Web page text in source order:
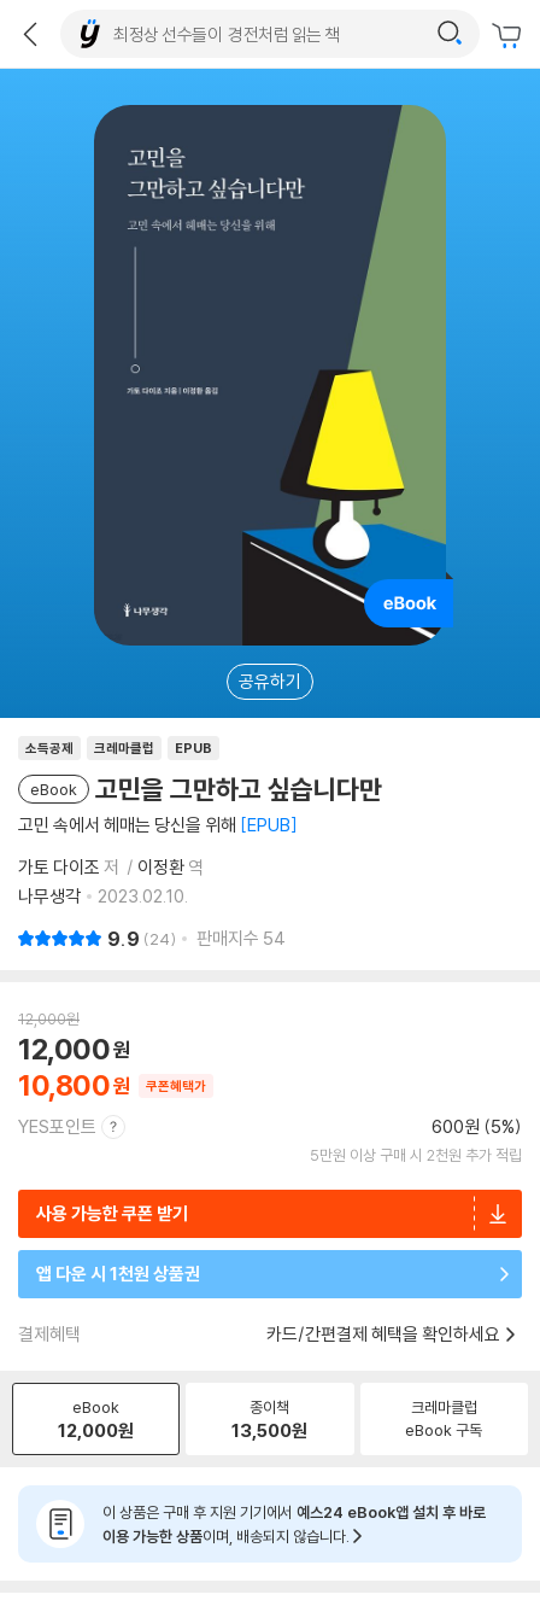
공유하기
소득공제 크레마클럽 EPUB
eBook 고민을 그만하고 싶습니다만
고민 속에서 헤매는 당신을 위해 EPUB
가토 다이조 저 이정환 역
나무생각
2023.02.10.
9.9 24 판매지수 54
12,000원
10,800
12,000
쿠폰혜택가
YES포인트 600원 (5%)
5만원 이상 구매 시 2천원 추가 적립
사용 가능한 쿠폰 받기
앱 다운 시 1천원 상품권
결제혜택 카드/간편결제 혜택을 확인하세요
eBook
12,000원
종이책
13,500원
크레마클럽
eBook 구독
이 상품은 구매 후 지원 기기에서 예스24 eBook앱 설치 후 바로
이용 가능한 상품이며, 배송되지 않습니다.